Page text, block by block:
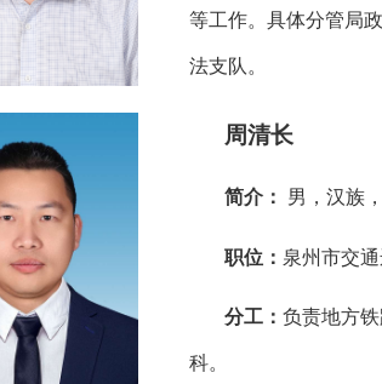
等工作。具体分管局
法支队。
周清长
简介： 男，汉族
职位： 泉州市交
分工：负责地方
科。